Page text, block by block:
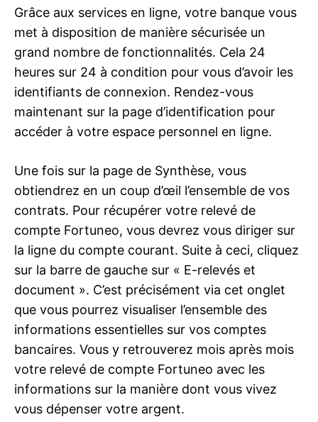
Grâce aux services en ligne, votre banque vous
met à disposition de manière sécurisée un
grand nombre de fonctionnalités. Cela 24
heures sur 24 à condition pour vous d’avoir les
identifiants de connexion. Rendez-vous
maintenant sur la page d’identification pour
accéder à votre espace personnel en ligne.
Une fois sur la page de Synthèse, vous
obtiendrez en un coup d’œil l’ensemble de vos
contrats. Pour récupérer votre relevé de
compte Fortuneo, vous devrez vous diriger sur
la ligne du compte courant. Suite à ceci, cliquez
sur la barre de gauche sur « E-relevés et
document ». C’est précisément via cet onglet
que vous pourrez visualiser l’ensemble des
informations essentielles sur vos comptes
bancaires. Vous y retrouverez mois après mois
votre relevé de compte Fortuneo avec les
informations sur la manière dont vous vivez
vous dépenser votre argent.